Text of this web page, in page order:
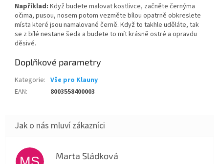
Například: Když budete malovat kostlivce, začněte černýma
očima, pusou, nosem potom vezměte bílou opatrně obkreslete
místa které jsou namalované černě. Když to takhle uděláte, tak
se z bílé nestane šeda a budete to mít krásně ostré a opravdu
děsivé.
Doplňkové parametry
Kategorie: Vše pro Klauny
EAN: 8003558400003
Marta Sládková